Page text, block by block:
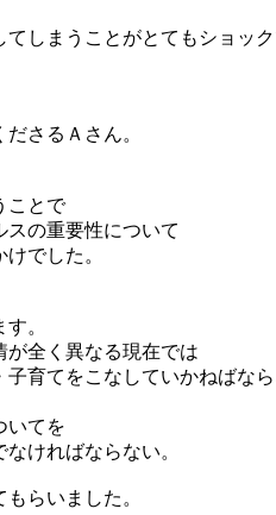
しまうことがとてもショッ
さるＡさん。
ことで
の重要性について
でした。
。
全く異なる現在では
育てをこなしていかねばな
いてを
ければならない。
もらいました。